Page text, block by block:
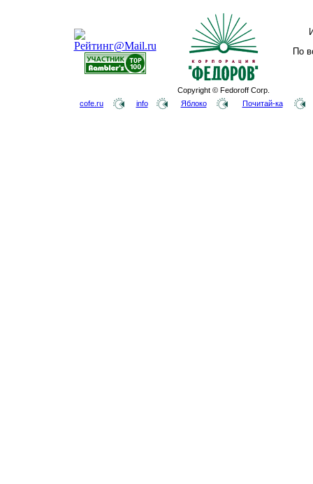
Copyright © Fedoroff Corp.
По
cofe.ru info Яблоко Почитай-ка